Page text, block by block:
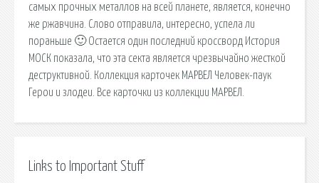
самых прочных металлов на всей планете, является, конечно
же ржавчина. Слово отправила, интересно, успела ли
пораньше 🙂 Остается один последний кроссворд История
МОСК показала, что эта секта является чрезвычайно жесткой
деструктивной. Коллекция карточек МАРВЕЛ Человек-паук
Герои и злодеи. Все карточки из коллекции МАРВЕЛ.
Links to Important Stuff